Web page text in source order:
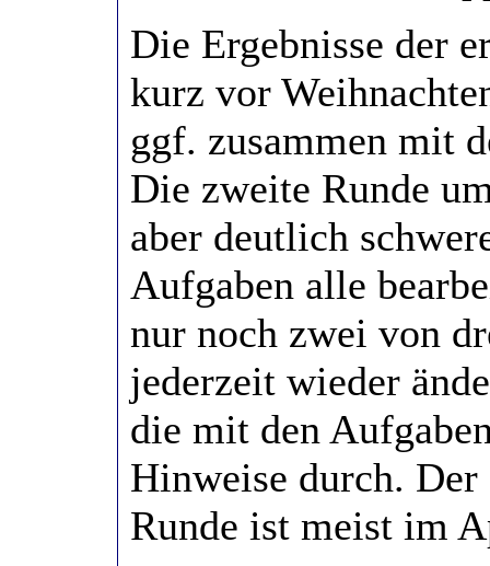
Die Ergebnisse der
kurz vor
ggf. zusammen mit
Die zweite Runde
aber deutlich
Aufgaben alle
nur noch zwei von
jederzeit wieder
die mit den
Hinweise durch. Der
Runde ist meist im